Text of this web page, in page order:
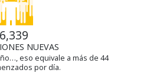
NUEVAS
eso equivale a más de 44
por día.